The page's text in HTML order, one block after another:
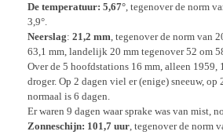
De temperatuur: 5,67°, tegenover de norm
3,9°.
Neerslag: 21,2 mm, tegenover de norm van
63,1 mm, landelijk 20 mm tegenover 52 om
Over de 5 hoofdstations 16 mm, alleen 1959,
droger. Op 2 dagen viel er (enige) sneeuw, op
normaal is 6 dagen.
Er waren 9 dagen waar sprake was van mist,
Zonneschijn: 101,7 uur, tegenover de norm